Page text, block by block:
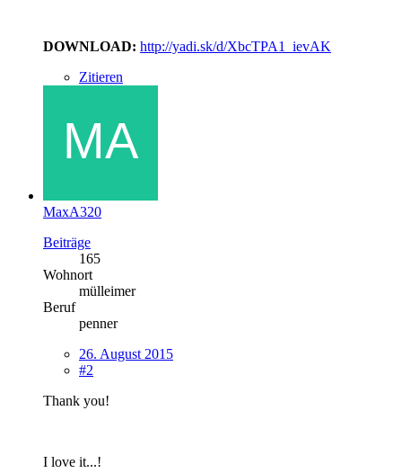
DOWNLOAD: http://yadi.sk/d/XbcTPA1_ievAK
Zitieren
MaxA320
Beiträge
165
Wohnort
mülleimer
Beruf
penner
26. August 2015
#2
Thank you!
I love it...!